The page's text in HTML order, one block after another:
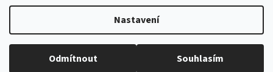
Nastavení
Odmítnout Souhlasím
Upravit nastavení cookies